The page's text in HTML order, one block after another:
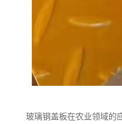
玻璃钢盖板在农业领域的